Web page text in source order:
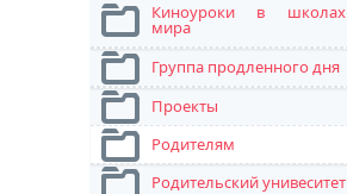
Киноуроки в школах
мира
Группа продленного дня
Проекты
Родителям
Родительский унивеситет